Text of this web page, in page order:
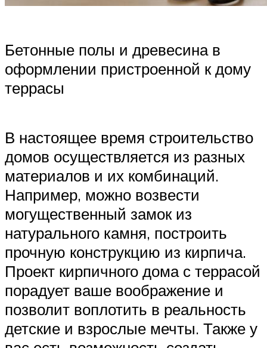
Бетонные полы и древесина в
оформлении пристроенной к дому
террасы
В настоящее время строительство
домов осуществляется из разных
материалов и их комбинаций.
Например, можно возвести
могущественный замок из
натурального камня, построить
прочную конструкцию из кирпича.
Проект кирпичного дома с террасой
порадует ваше воображение и
позволит воплотить в реальность
детские и взрослые мечты. Также у